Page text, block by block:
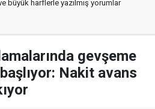
büyük harflerle yazılmış yorumlar
gevşeme
Nakit avans